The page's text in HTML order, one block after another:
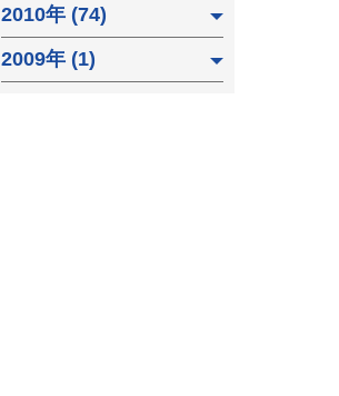
2010年 (74)
2009年 (1)